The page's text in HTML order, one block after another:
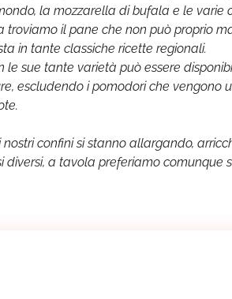
la mozzarella di bufala e le varie
troviamo il pane che non può proprio
in tante classiche ricette regionali.
sue tante varietà può essere
escludendo i pomodori che vengono
confini si stanno allargando,
a tavola preferiamo comunque